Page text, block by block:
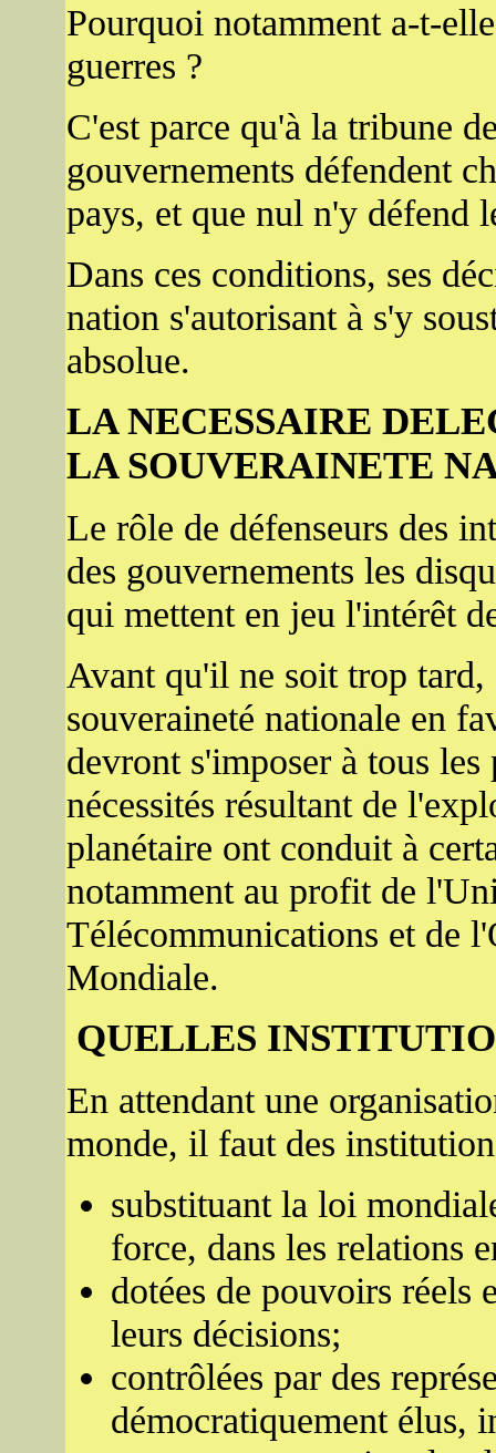
Pourquoi notamment a-t-
guerres ?
C'est parce qu'à la tribune
gouvernements défendent
pays, et que nul n'y défend
Dans ces conditions, ses
nation s'autorisant à s'y
absolue.
LA NECESSAIRE
LA SOUVERAINETE
Le rôle de défenseurs des
des gouvernements les
qui mettent en jeu l'intérêt
Avant qu'il ne soit trop tard,
souveraineté nationale en
devront s'imposer à tous
nécessités résultant de
planétaire ont conduit à
notamment au profit de
Télécommunications et de
Mondiale.
QUELLES
En attendant une
monde, il faut des
substituant la loi
force, dans les relations
dotées de pouvoirs réels
leurs décisions;
contrôlées par des
démocratiquement élus,